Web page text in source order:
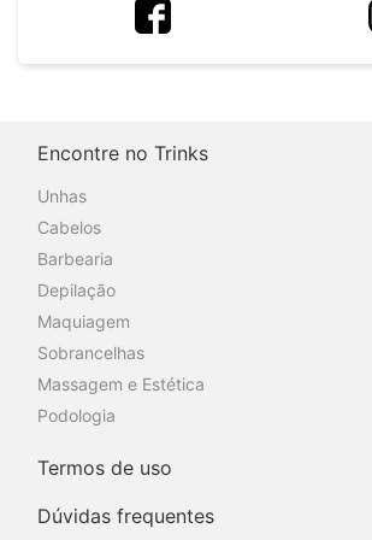
Encontre no Trinks
Unhas
Cabelos
Barbearia
Depilação
Maquiagem
Sobrancelhas
Massagem e Estética
Podologia
Termos de uso
Dúvidas frequentes